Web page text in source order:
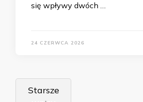
się wpływy dwóch …
24 CZERWCA 2026
Nawigacja
poStarsze